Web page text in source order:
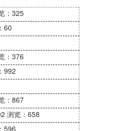
儕浜烘垨鑰呮垚鐔
鏈変粈涔堝嚭褰
：325
60
：376
992
：867
浏览：658
596